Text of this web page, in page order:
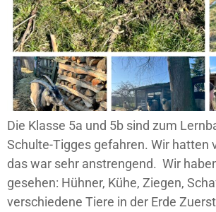
Die Klasse 5a und 5b sind zum
Schulte-Tigges gefahren. Wir hatten
das war sehr anstrengend. Wir
gesehen: Hühner, Kühe, Ziegen,
verschiedene Tiere in der Erde